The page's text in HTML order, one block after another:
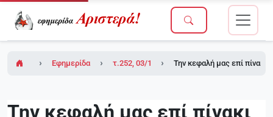
Εφημερίδα Αριστερά!τ.252, 03/10/2008Την κεφαλή μας επί πίνακι
Την κεφαλή μας επί πίνακι